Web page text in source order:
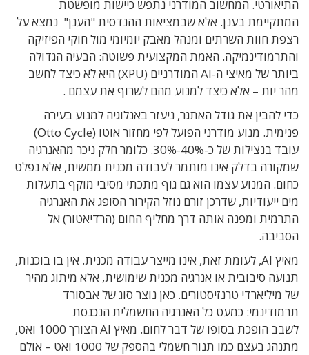
התיאורטי. המחשוב המודרני נתפש כיישות מופשטת
המתקיימת בענן. אלא שבמציאות ההנדסית "הענן" נמצא על
רצפת חוות השרתים ומנהל מאבק יומיומי מול חוקי הפיזיקה
והתרמודינמיקה. האמת המקצועית פשוטה: הבעיה הגדולה
ביותר של מאיצי ה-AI המודרניים (XPU)
היא לא כיצד לחשב
מהר יות – אלא כיצד למנוע מהם לשרוף את עצמם .
כדי להבין את גודל האתגר, ניעזר באנלוגיה למנוע בעירה
פנימית. מנוע מודרני הפועל לפי מחזור אוטו (Otto Cycle)
עובד בנצילות של כ-40%-30%. כלומר
חלק ניכר מהאנרגיה
שמקורה בדלק אינו מותמר לעבודה מכנית ממשית, אלא נפלט
כחום. המנוע עצמו הוא גם גוף מתכתי מסיבי מוקף בתעלות
מים ייעודיות, שדרכן זורם נוזל הקירור הסופג את האנרגיה
התרמית ומפנה אותה דרך מחליף החום (הרדיאטור) אל
הסביבה.
מאיץ AI, לעומת זאת, אינו מייצר עבודה מכנית. אין בו בוכנות,
תנועה סיבובית או אנרגיה מכנית שימושית, אלא מיתוג מהיר
של מיליארדי טרנזיסטורים. כאן נוצר סוג של אבסורד
תרמודינמי: כמעט כל האנרגיה החשמלית הנכנסת
לשבב הופכת בסופו של דבר לחום. מאיץ AI
הצורך 1000 ואט,
מתנהג
בעצם כמו תנור חשמלי בהספק של 1000 ואט – אולם